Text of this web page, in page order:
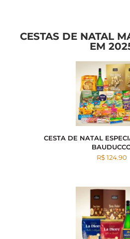
CESTAS DE NATAL
EM
CESTA DE NATAL
R$ 124.90